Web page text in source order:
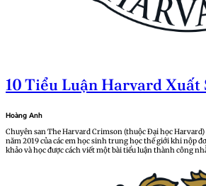
10 Tiểu Luận Harvard Xuất
Hoàng Anh
Chuyên san The Harvard Crimson (thuộc Đại học Harvard)
năm 2019 của các em học sinh trung học thế giới khi nộp
khảo và học được cách viết một bài tiểu luận thành công